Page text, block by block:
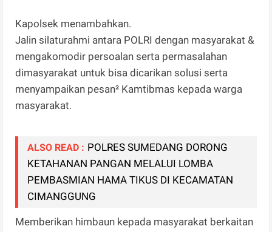
Kapolsek menambahkan.
Jalin silaturahmi antara POLRI dengan masyarakat &
mengakomodir persoalan serta permasalahan
dimasyarakat untuk bisa dicarikan solusi serta
menyampaikan pesan² Kamtibmas kepada warga
masyarakat.
ALSO READ : POLRES SUMEDANG DORONG
KETAHANAN PANGAN MELALUI LOMBA
PEMBASMIAN HAMA TIKUS DI KECAMATAN
CIMANGGUNG
Memberikan himbaun kepada masyarakat berkaitan